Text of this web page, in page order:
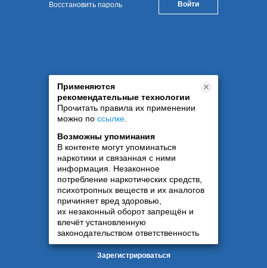
Восстановить пароль
Применяются
рекомендательные технологии
Прочитать правила их применении
можно по ссылке
Возможны упоминания
В контенте могут упоминаться
наркотики и связанная с ними
информация. Незаконное
потребление наркотических средств,
психотропных веществ и их аналогов
причиняет вред здоровью,
их незаконный оборот запрещён и
влечёт установленную
законодательством ответственность
Зарегистрироваться